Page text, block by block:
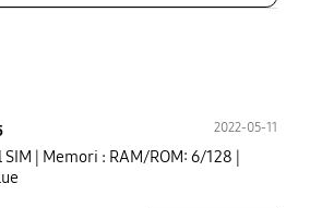
2022-05-11
SIM | Memori : RAM/ROM: 6/128 |